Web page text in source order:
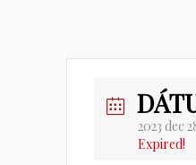
2023 dec
Expired!